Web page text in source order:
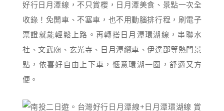
好行日月潭線，不只賞櫻，日月潭美食、景點一次全
收錄！免開車、不塞車，也不用動腦排行程，刷電子
票證就能輕鬆上路。再轉搭日月潭環湖線，串聯水
社、文武廟、玄光寺、日月潭纜車、伊達邵等熱門景
點，依喜好自由上下車，愜意環湖一圈，舒適又方
便。